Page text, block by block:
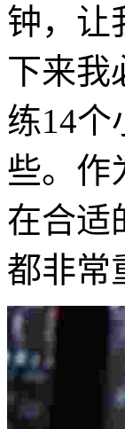
钟，让
下来我
练14个
些。作
在合适
都非常